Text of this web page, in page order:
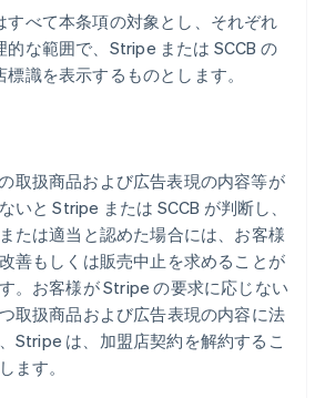
すべて本条項の対象とし、それぞれ
的な範囲で、Stripe または SCCB の
識を表示するものとします。
取扱商品および広告表現の内容等が
いと Stripe または SCCB が判断し、
たは適当と認めた場合には、お客様
善もしくは販売中止を求めることが
。お客様が Stripe の要求に応じない
取扱商品および広告表現の内容に法
Stripe は、加盟店契約を解約するこ
ます。